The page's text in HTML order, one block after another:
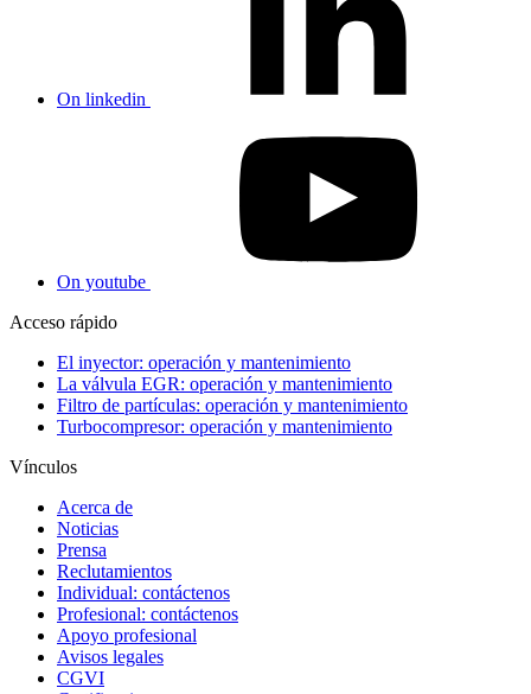
On linkedin
On youtube
Acceso rápido
El inyector: operación y mantenimiento
La válvula EGR: operación y mantenimiento
Filtro de partículas: operación y mantenimiento
Turbocompresor: operación y mantenimiento
Vínculos
Acerca de
Noticias
Prensa
Reclutamientos
Individual: contáctenos
Profesional: contáctenos
Apoyo profesional
Avisos legales
CGVI